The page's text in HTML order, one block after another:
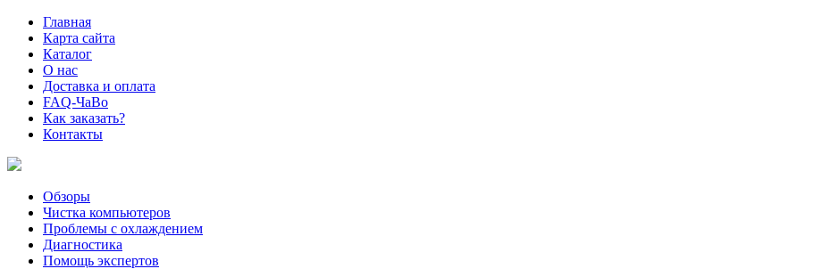
Главная
Карта сайта
Каталог
О нас
Доставка и оплата
FAQ-ЧаВо
Как заказать?
Контакты
Обзоры
Чистка компьютеров
Проблемы с охлаждением
Диагностика
Помощь экспертов